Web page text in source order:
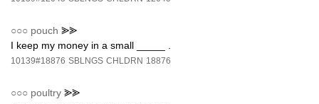
○○○ pouch ⪢⪢
I keep my money in a small _____ .
10139#18876 SBLNGS CHLDRN 18876
○○○ poultry ⪢⪢